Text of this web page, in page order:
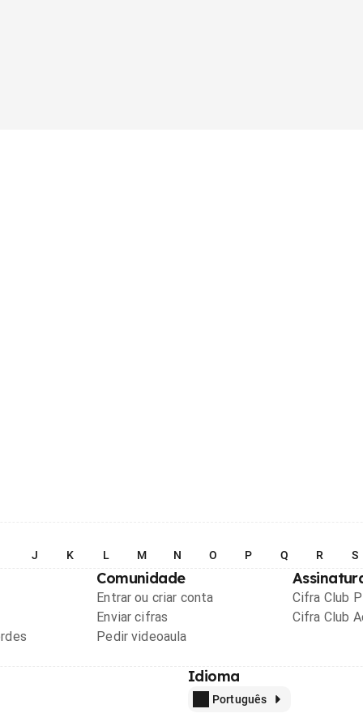
J K L M N O P Q R S
Comunidade
Entrar ou criar conta
Enviar cifras
Pedir videoaula
Cifra Club
Cifra Club
Idioma
Português